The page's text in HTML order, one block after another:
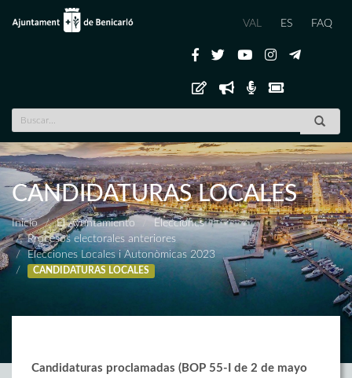
VAL ES FAQ
CANDIDATURAS LOCALES
Inicio El Ayuntamiento
Elecciones
Procesos electorales anteriores
Elecciones Locales i Autonòmicas 2023
CANDIDATURAS LOCALES
Candidaturas proclamadas (BOP 55-I de 2 de mayo